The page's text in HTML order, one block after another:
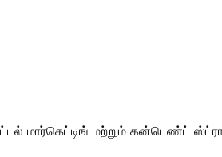
மார்கெட்டிங் மற்றும் கன்டெண்ட்